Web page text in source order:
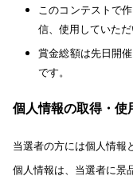
このコンテストで
信、使用していただ
賞金総額は先日開
です。
個人情報の取得・使
当選者の方には個人情報
個人情報は、当選者に景